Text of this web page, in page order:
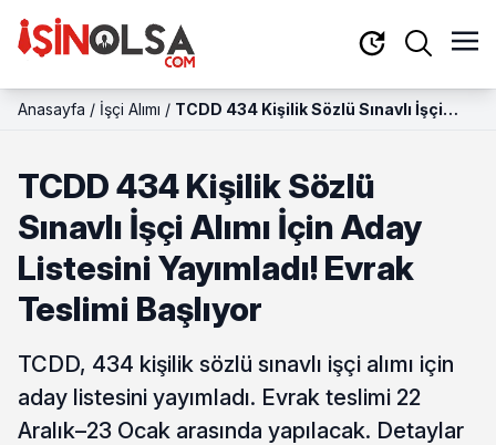
Anasayfa / İşçi Alımı / TCDD 434 Kişilik Sözlü Sınavlı İşçi
TCDD 434 Kişilik Sözlü
Sınavlı İşçi Alımı İçin Aday
Listesini Yayımladı! Evrak
Teslimi Başlıyor
TCDD, 434 kişilik sözlü sınavlı işçi alımı için
aday listesini yayımladı. Evrak teslimi 22
Aralık–23 Ocak arasında yapılacak. Detaylar